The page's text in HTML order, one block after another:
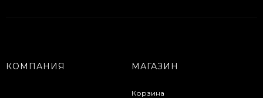
КОМПАНИЯ МАГАЗИН
Корзина